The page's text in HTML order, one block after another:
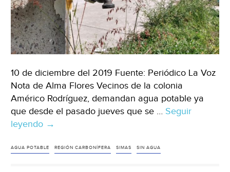
10 de diciembre del 2019 Fuente: Periódico La Voz
Nota de Alma Flores Vecinos de la colonia
Américo Rodríguez, demandan agua potable ya
que desde el pasado jueves que se … Seguir
leyendo Coahuila:
sin
→
AGUA POTABLE REGIÓN CARBONÍFERA SIMAS SIN AGUA